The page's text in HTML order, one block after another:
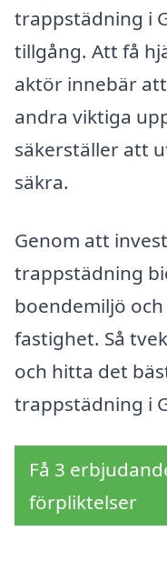
trappstädning i
tillgång. Att få
aktör innebär
andra viktiga
säkerställer att
säkra.
Genom att
trappstädning
boendemiljö
fastighet. Så
och hitta det
trappstädning i
Få 3
förpliktelser